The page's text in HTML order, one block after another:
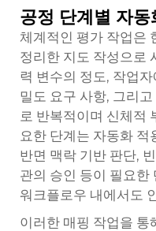
공정 단계별 자
체계적인 평가 작업은
정리한 지도 작성으로
력 변수의 정도, 작업
밀도 요구 사항, 그리
로 반복적이며 신체적
요한 단계는 자동화
반면 맥락 기반 판단,
관의 승인 등이 필요한
워크플로우 내에서도
이러한 매핑 작업을 통